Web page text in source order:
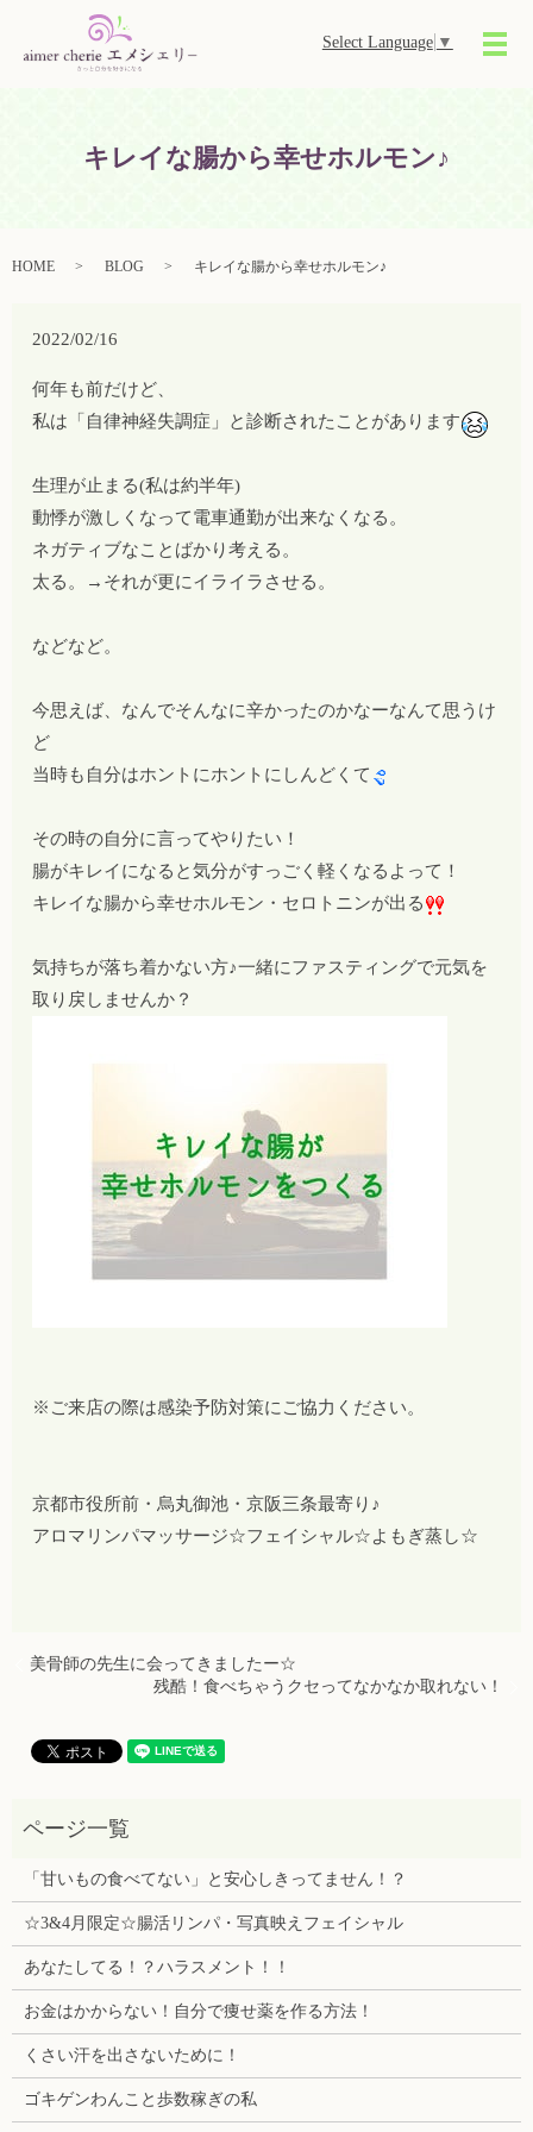
Select Language ▼
メ
キレイな腸から幸せホルモン♪
HOME BLOG キレイな腸から幸せホルモン♪
2022/02/16
何年も前だけど、
私は「自律神経失調症」と診断されたことがあります
生理が止まる(私は約半年)
動悸が激しくなって電車通勤が出来なくなる。
ネガティブなことばかり考える。
太る。→それが更にイライラさせる。
などなど。
今思えば、なんでそんなに辛かったのかなーなんて思うけ
ど
当時も自分はホントにホントにしんどくて
その時の自分に言ってやりたい！
腸がキレイになると気分がすっごく軽くなるよって！
キレイな腸から幸せホルモン・セロトニンが出る
気持ちが落ち着かない方♪一緒にファスティングで元気を
取り戻しませんか？
※ご来店の際は感染予防対策にご協力ください。
京都市役所前・烏丸御池・京阪三条最寄り♪
アロマリンパマッサージ☆フェイシャル☆よもぎ蒸し☆
美骨師の先生に会ってきましたー☆
残酷！食べちゃうクセってなかなか取れない！
「甘いもの食べてない」と安心しきってません！？
☆3&4月限定☆腸活リンパ・写真映えフェイシャル
あなたしてる！？ハラスメント！！
お金はかからない！自分で痩せ薬を作る方法！
くさい汗を出さないために！
ゴキゲンわんこと歩数稼ぎの私